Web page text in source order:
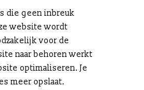
die geen inbreuk
website wordt
voor de
naar behoren werkt
optimaliseren. Je
meer opslaat.